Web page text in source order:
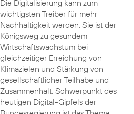
Die Digitalisierung kann zum
wichtigsten Treiber für mehr
Nachhaltigkeit werden. Sie ist der
Königsweg zu gesundem
Wirtschaftswachstum bei
gleichzeitiger Erreichung von
Klimazielen und Stärkung von
gesellschaftlicher Teilhabe und
Zusammenhalt. Schwerpunkt des
heutigen Digital-Gipfels der